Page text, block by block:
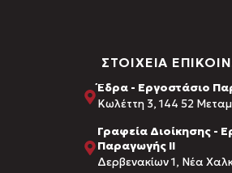
ΣΤΟΙΧΕΙΑ
Έδρα - Εργοστάσιο
Kωλέττη 3, 144 52
Γραφεία Διοίκησης -
Παραγωγής ΙΙ
Δερβενακίων 1, Νέα